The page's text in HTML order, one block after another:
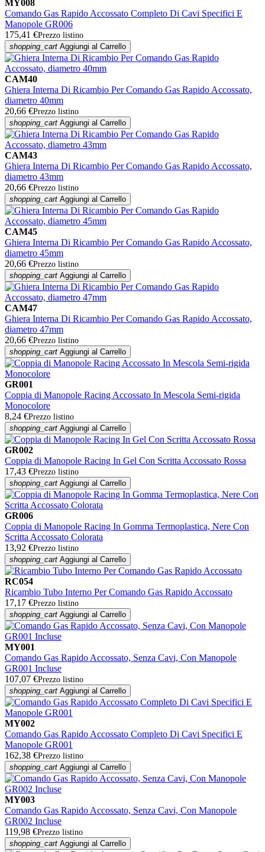
MY008
Comando Gas Rapido Accossato Completo Di Cavi Specifici E
Manopole GR006
175,41 €Prezzo listino
shopping_cart Aggiungi al Carrello
CAM40
Ghiera Interna Di Ricambio Per Comando Gas Rapido Accossato,
diametro 40mm
20,66 €Prezzo listino
shopping_cart Aggiungi al Carrello
CAM43
Ghiera Interna Di Ricambio Per Comando Gas Rapido Accossato,
diametro 43mm
20,66 €Prezzo listino
shopping_cart Aggiungi al Carrello
CAM45
Ghiera Interna Di Ricambio Per Comando Gas Rapido Accossato,
diametro 45mm
20,66 €Prezzo listino
shopping_cart Aggiungi al Carrello
CAM47
Ghiera Interna Di Ricambio Per Comando Gas Rapido Accossato,
diametro 47mm
20,66 €Prezzo listino
shopping_cart Aggiungi al Carrello
GR001
Coppia di Manopole Racing Accossato In Mescola Semi-rigida
Monocolore
8,24 €Prezzo listino
shopping_cart Aggiungi al Carrello
GR002
Coppia di Manopole Racing In Gel Con Scritta Accossato Rossa
17,43 €Prezzo listino
shopping_cart Aggiungi al Carrello
GR006
Coppia di Manopole Racing In Gomma Termoplastica, Nere Con
Scritta Accossato Colorata
13,92 €Prezzo listino
shopping_cart Aggiungi al Carrello
RC054
Ricambio Tubo Interno Per Comando Gas Rapido Accossato
17,17 €Prezzo listino
shopping_cart Aggiungi al Carrello
MY001
Comando Gas Rapido Accossato, Senza Cavi, Con Manopole
GR001 Incluse
107,07 €Prezzo listino
shopping_cart Aggiungi al Carrello
MY002
Comando Gas Rapido Accossato Completo Di Cavi Specifici E
Manopole GR001
162,38 €Prezzo listino
shopping_cart Aggiungi al Carrello
MY003
Comando Gas Rapido Accossato, Senza Cavi, Con Manopole
GR002 Incluse
119,98 €Prezzo listino
shopping_cart Aggiungi al Carrello